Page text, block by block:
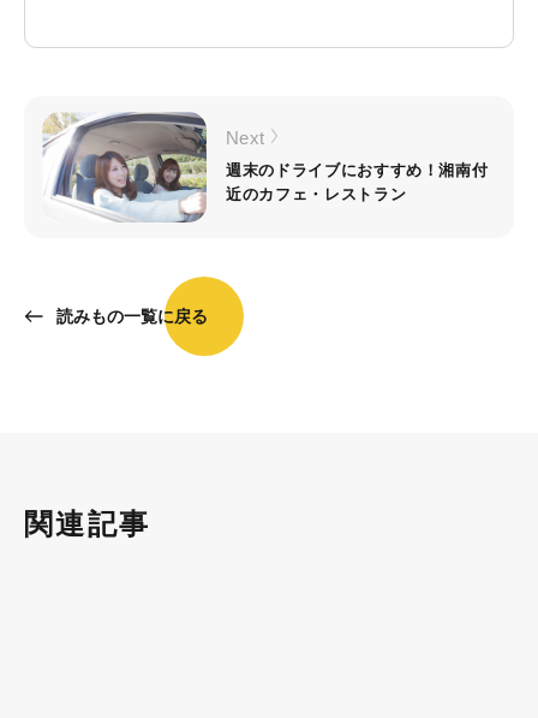
読みもの一覧に戻る
Next
週末のドライブにおすすめ！湘南付
近のカフェ・レストラン
関連記事